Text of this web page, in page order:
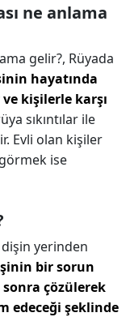
ne anlama
gelir?, Rüyada
hayatında
kişilerle karşı
sıkıntılar ile
Evli olan kişiler
ise
dişin yerinden
bir sorun
çözülerek
edeceği şeklinde